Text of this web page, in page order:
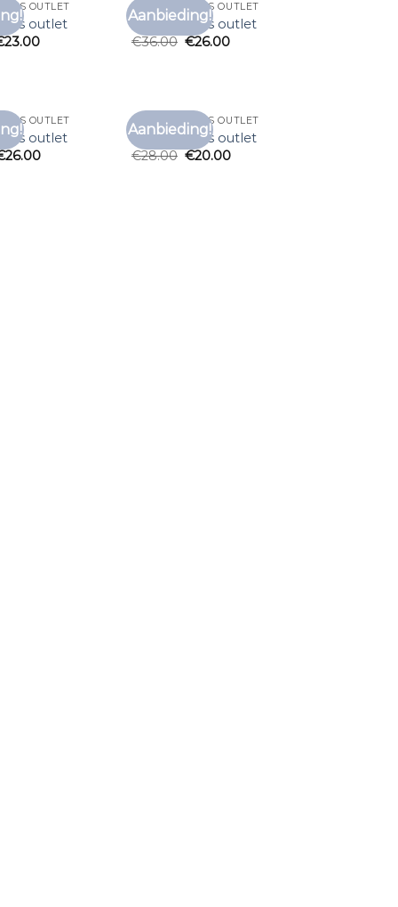
Toevoegen
aan
OUTLET
outlet
23.00
Aanbieding!
Toevoegen
aan
MERK T SHIRTS OUTLET
merk t shirts outlet
€36.00 €26.00
Toevoegen
aan
OUTLET
outlet
26.00
Aanbieding!
Toevoegen
aan
MERK T SHIRTS OUTLET
merk t shirts outlet
€28.00 €20.00